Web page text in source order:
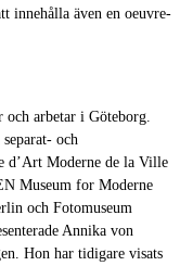
innehålla även en oeuvre-
arbetar i Göteborg.
och
d’Art Moderne de la Ville
Museum for Moderne
och Fotomuseum
Annika von
Hon har tidigare visats